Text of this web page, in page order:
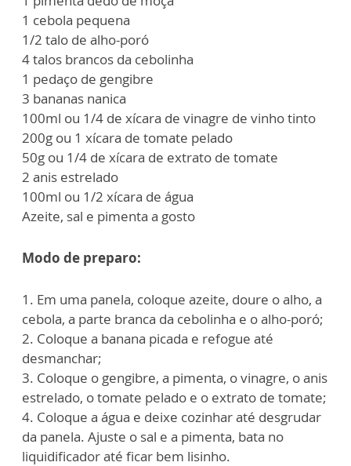
1 cebola pequena
1/2 talo de alho-poró
4 talos brancos da cebolinha
1 pedaço de gengibre
3 bananas nanica
100ml ou 1/4 de xícara de vinagre de vinho tinto
200g ou 1 xícara de tomate pelado
50g ou 1/4 de xícara de extrato de tomate
2 anis estrelado
100ml ou 1/2 xícara de água
Azeite, sal e pimenta a gosto
Modo de preparo:
1. Em uma panela, coloque azeite, doure o alho, a
cebola, a parte branca da cebolinha e o alho-poró;
2. Coloque a banana picada e refogue até
desmanchar;
3. Coloque o gengibre, a pimenta, o vinagre, o anis
estrelado, o tomate pelado e o extrato de tomate;
4. Coloque a água e deixe cozinhar até desgrudar
da panela. Ajuste o sal e a pimenta, bata no
liquidificador até ficar bem lisinho.